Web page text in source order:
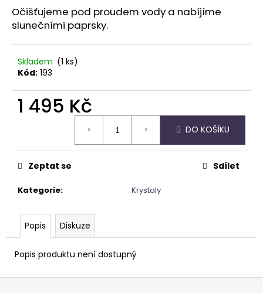
Očišťujeme pod proudem vody a nabíjíme
slunečními paprsky.
Skladem (1 ks)
Kód: 193
1 495 Kč
DO KOŠÍKU
Kategorie: Krystaly
Zeptat se Sdílet
Popis Diskuze
Popis produktu není dostupný
Z